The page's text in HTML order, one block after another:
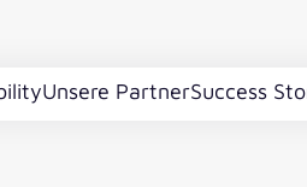
Unsere PartnerSuccess